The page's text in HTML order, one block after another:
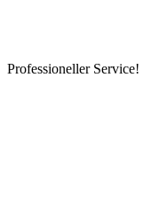
Professioneller Service!